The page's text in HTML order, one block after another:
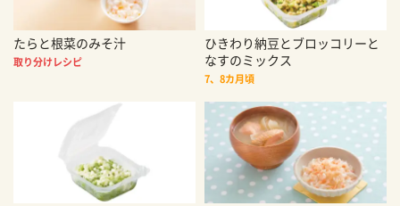
たらと根菜のみそ汁
取り分けレシピ
ひきわり納豆とブロッコリーと
なすのミックス
7、8カ月頃